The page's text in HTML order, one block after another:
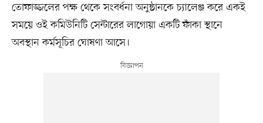
তোফাজ্জলের পক্ষ থেকে সংবর্ধনা অনুষ্ঠানকে চ্যালেঞ্জ করে একই
সময়ে ওই কমিউনিটি সেন্টারের লাগোয়া একটি ফাঁকা স্থানে
অবস্থান কর্মসূচির ঘোষণা আসে।